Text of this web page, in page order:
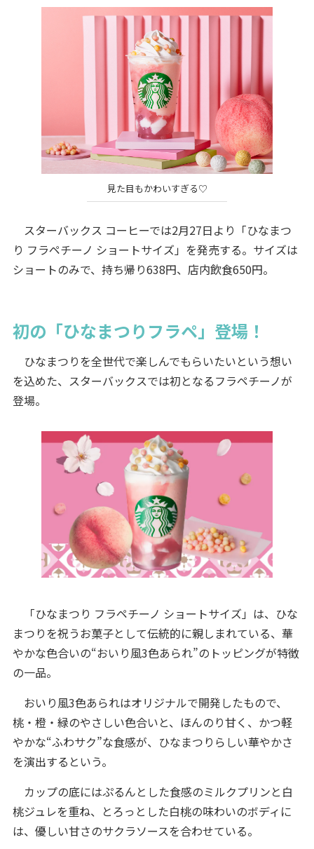
見た目もかわいすぎる♡
スターバックス コーヒーでは2月27日より「ひなまつ
り フラペチーノ ショートサイズ」を発売する。サイズは
ショートのみで、持ち帰り638円、店内飲食650円。
初の「ひなまつりフラペ」登場！
ひなまつりを全世代で楽しんでもらいたいという想い
を込めた、スターバックスでは初となるフラペチーノが
登場。
「ひなまつり フラペチーノ ショートサイズ」は、ひな
まつりを祝うお菓子として伝統的に親しまれている、華
やかな色合いの“おいり風3色あられ”のトッピングが特徴
の一品。
おいり風3色あられはオリジナルで開発したもので、
桃・橙・緑のやさしい色合いと、ほんのり甘く、かつ軽
やかな“ふわサク”な食感が、ひなまつりらしい華やかさ
を演出するという。
カップの底にはぷるんとした食感のミルクプリンと白
桃ジュレを重ね、とろっとした白桃の味わいのボディに
は、優しい甘さのサクラソースを合わせている。